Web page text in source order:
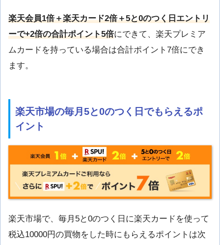
楽天会員1倍＋楽天カード2倍＋5と0のつく日エントリ
ーで+2倍の合計ポイント5倍にできて、楽天プレミア
ムカードを持っている場合は合計ポイント7倍にでき
ます。
楽天市場の毎月5と0のつく日でもらえるポ
イント
楽天市場で、毎月5と0のつく日に楽天カードを使って
税込10000円の買物をした時にもらえるポイントは次